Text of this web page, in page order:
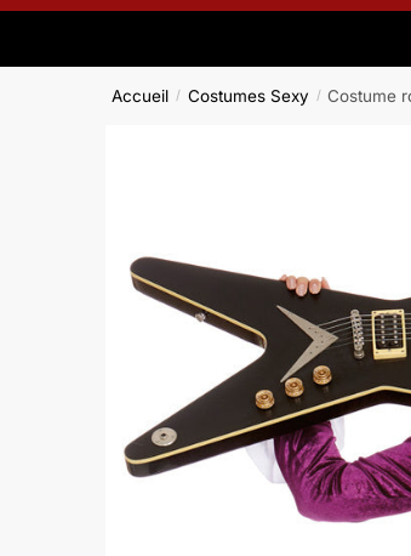
Accueil / Costumes Sexy / Costume